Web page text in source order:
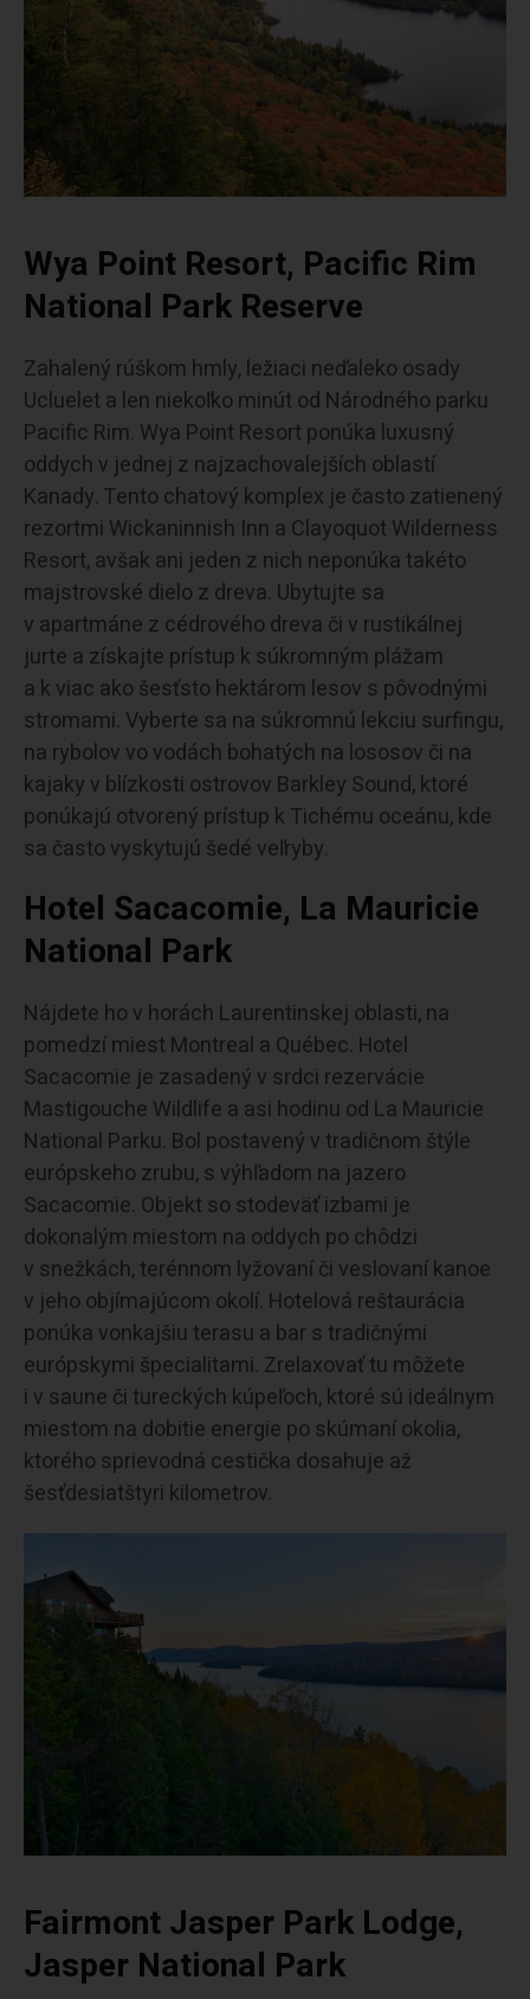
Wya Point Resort, Pacific Rim
National Park Reserve
Zahalený rúškom hmly, ležiaci neďaleko osady
Ucluelet a len niekoľko minút od Národného parku
Pacific Rim. Wya Point Resort ponúka luxusný
oddych v jednej z najzachovalejších oblastí
Kanady. Tento chatový komplex je často zatienený
rezortmi Wickaninnish Inn a Clayoquot Wilderness
Resort, avšak ani jeden z nich neponúka takéto
majstrovské dielo z dreva. Ubytujte sa
v apartmáne z cédrového dreva či v rustikálnej
jurte a získajte prístup k súkromným plážam
a k viac ako šesťsto hektárom lesov s pôvodnými
stromami. Vyberte sa na súkromnú lekciu surfingu,
na rybolov vo vodách bohatých na lososov či na
kajaky v blízkosti ostrovov Barkley Sound, ktoré
ponúkajú otvorený prístup k Tichému oceánu, kde
sa často vyskytujú šedé veľryby.
Hotel Sacacomie, La Mauricie
National Park
Nájdete ho v horách Laurentinskej oblasti, na
pomedzí miest Montreal a Québec. Hotel
Sacacomie je zasadený v srdci rezervácie
Mastigouche Wildlife a asi hodinu od La Mauricie
National Parku. Bol postavený v tradičnom štýle
európskeho zrubu, s výhľadom na jazero
Sacacomie. Objekt so stodeväť izbami je
dokonalým miestom na oddych po chôdzi
v snežkách, terénnom lyžovaní či veslovaní kanoe
v jeho objímajúcom okolí. Hotelová reštaurácia
ponúka vonkajšiu terasu a bar s tradičnými
európskymi špecialitami. Zrelaxovať tu môžete
i v saune či tureckých kúpeľoch, ktoré sú ideálnym
miestom na dobitie energie po skúmaní okolia,
ktorého sprievodná cestička dosahuje až
šesťdesiatštyri kilometrov.
Fairmont Jasper Park Lodge,
Jasper National Park